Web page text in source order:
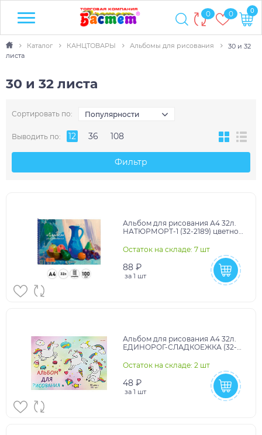
0 0 0
Каталог КАНЦТОВАРЫ Альбомы для рисования
30 и 32
листа
30 и 32 листа
Сортировать по: Популярности
Выводить по: 12 36 108
Фильтр
Альбом для рисования А4 32л.
НАТЮРМОРТ-1 (32-2189) цветной
Остаток на складе: 7 шт
88 ₽
за 1 шт
Альбом для рисования А4 32л.
ЕДИНОРОГ-СЛАДКОЕЖКА (32-
Остаток на складе: 2 шт
48 ₽
за 1 шт